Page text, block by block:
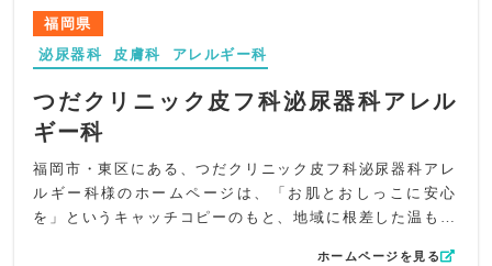
ンスタグラムへの導線をサイドタグで固定し、情報発信を
継続的に確認しやすい設計としています。顕微鏡診断や丁
寧なスキンケア提案といった特徴も分かりやすく整理し、
います。
UI/UXでは、迷わず目的の情報へたどり着けるように余
視認性が高いよう、シンプルなナビゲーションと柔らかい
色調でストレスのない閲覧体験を実現しています。初診の
方にも安心して予約・受診できるよう、視線誘導の工夫を
福岡県
泌尿器科
皮膚科 アレルギー科
つだクリニック皮フ科泌尿器科アレル
ギー科
福岡市・東区にある、つだクリニック皮フ科泌尿器科アレ
ルギー科様のホームページは、「お肌とおしっこに安心
を」というキャッチコピーのもと、地域に根差した温もり
ホームページを見る